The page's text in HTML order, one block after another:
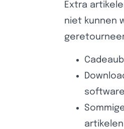
Extra
niet kunnen